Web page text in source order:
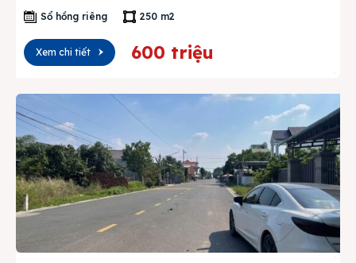
Sổ hồng riêng 250 m2
Xem chi tiết 600 triệu